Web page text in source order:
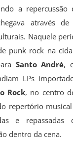
a
através de
Naquele
punk rock na
Santo André,
LPs
Rock, no centro
repertório
e
dentro da cena.